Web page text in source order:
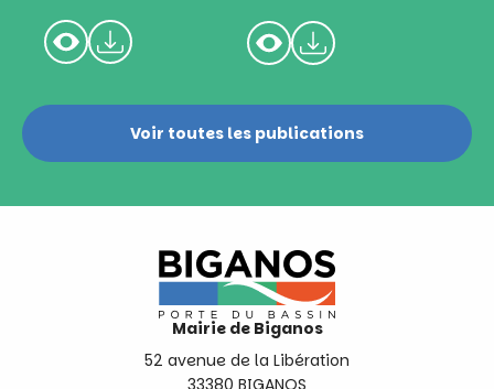
Voir toutes les publications
Mairie de Biganos
52 avenue de la Libération